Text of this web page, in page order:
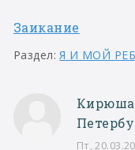
Заикание
Раздел:Я И МОЙ
Кирюша
Пт,